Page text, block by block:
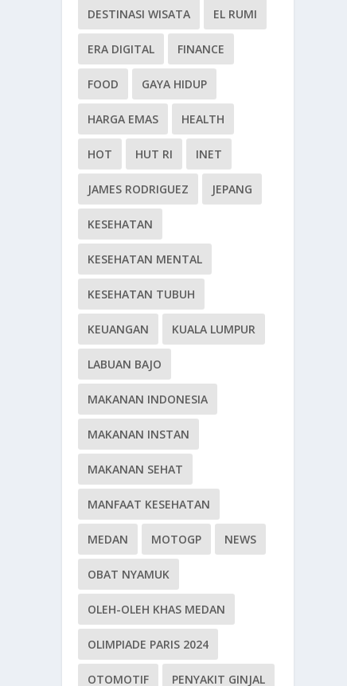
DESTINASI WISATA EL RUMI
ERA DIGITAL FINANCE
FOOD GAYA HIDUP
HARGA EMAS HEALTH
HOT HUT RI INET
JAMES RODRIGUEZ JEPANG
KESEHATAN
KESEHATAN MENTAL
KESEHATAN TUBUH
KEUANGAN KUALA LUMPUR
LABUAN BAJO
MAKANAN INDONESIA
MAKANAN INSTAN
MAKANAN SEHAT
MANFAAT KESEHATAN
MEDAN MOTOGP NEWS
OBAT NYAMUK
OLEH-OLEH KHAS MEDAN
OLIMPIADE PARIS 2024
OTOMOTIF PENYAKIT GINJAL